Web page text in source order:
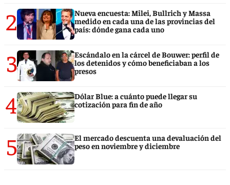
2
Nueva encuesta: Milei, Bullrich y Massa
medido en cada una de las provincias del
país: dónde gana cada uno
3
Escándalo en la cárcel de Bouwer: perfil de
los detenidos y cómo beneficiaban a los
presos
4
Dólar Blue: a cuánto puede llegar su
cotización para fin de año
5
El mercado descuenta una devaluación del
peso en noviembre y diciembre